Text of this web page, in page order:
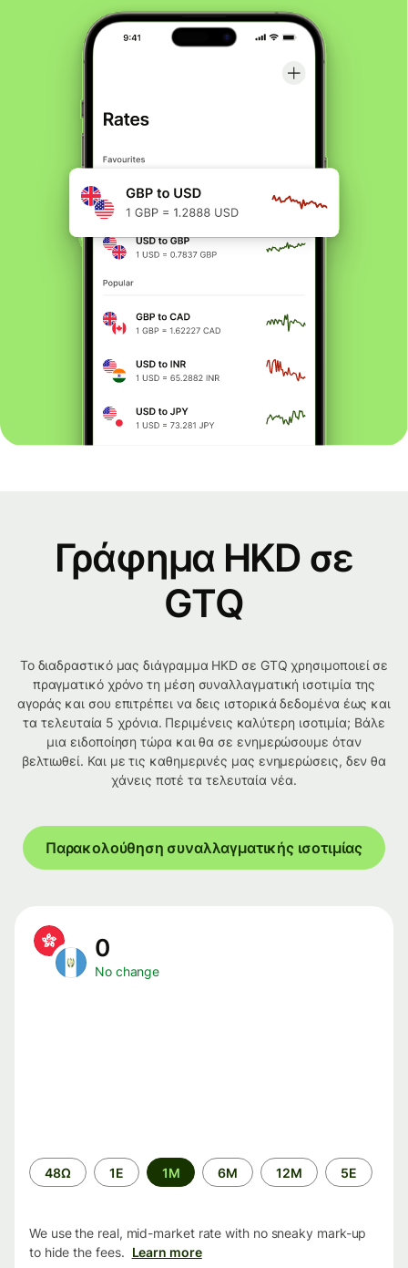
Γράφημα HKD σε
GTQ
Το διαδραστικό μας διάγραμμα HKD σε GTQ χρησιμοποιεί σε
πραγματικό χρόνο τη μέση συναλλαγματική ισοτιμία της
αγοράς και σου επιτρέπει να δεις ιστορικά δεδομένα έως και
τα τελευταία 5 χρόνια. Περιμένεις καλύτερη ισοτιμία; Βάλε
μια ειδοποίηση τώρα και θα σε ενημερώσουμε όταν
βελτιωθεί. Και με τις καθημερινές μας ενημερώσεις, δεν θα
χάνεις ποτέ τα τελευταία νέα.
Παρακολούθηση συναλλαγματικής ισοτιμίας
0
No change
Time
period
48Ω 1Ε 1M 6M 12M 5Ε
We use the real, mid-market rate with no sneaky mark-up
to hide the fees. Learn more